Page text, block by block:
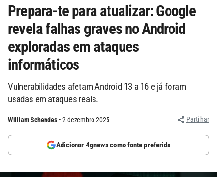
Prepara-te para atualizar: Google
revela falhas graves no Android
exploradas em ataques
informáticos
Vulnerabilidades afetam Android 13 a 16 e já foram
usadas em ataques reais.
William Schendes 2 dezembro 2025 Partilhar
Adicionar 4gnews como fonte preferida